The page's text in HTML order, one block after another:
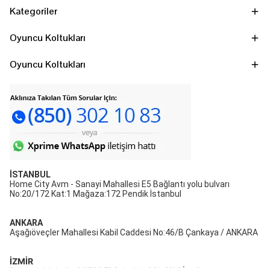
Kategoriler
Oyuncu Koltukları
Oyuncu Koltukları
İSTANBUL
Home City Avm - Sanayi Mahallesi E5 Bağlantı yolu bulvarı
No:20/172 Kat:1 Mağaza:172 Pendik İstanbul
ANKARA
Aşağıöveçler Mahallesi Kabil Caddesi No:46/B Çankaya / ANKARA
İZMİR